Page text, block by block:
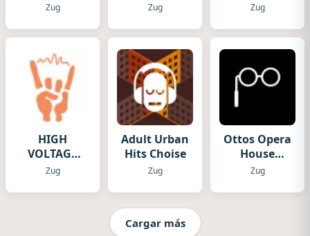
Zug Zug Zug
HIGH
VOLTAGE
RADIO
Zug
Adult Urban
Hits Choise
Zug
Ottos Opera
House
Music
Zug
Cargar más